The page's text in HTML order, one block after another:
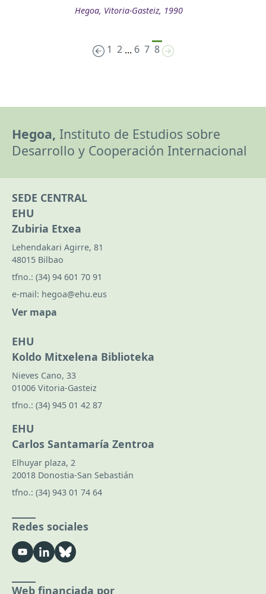
Hegoa, Vitoria-Gasteiz, 1990
1 2 ... 6 7 8
Hegoa, Instituto de Estudios sobre
Desarrollo y Cooperación Internacional
SEDE CENTRAL
EHU
Zubiria Etxea
Lehendakari Agirre, 81
48015 Bilbao
tfno.: (34) 94 601 70 91
e-mail: hegoa@ehu.eus
Ver mapa
EHU
Koldo Mitxelena Biblioteka
Nieves Cano, 33
01006 Vitoria-Gasteiz
tfno.: (34) 945 01 42 87
EHU
Carlos Santamaría Zentroa
Elhuyar plaza, 2
20018 Donostia-San Sebastián
tfno.: (34) 943 01 74 64
Redes sociales
Web financiada por